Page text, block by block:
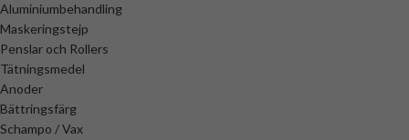
Aluminiumbehandling
Maskeringstejp
Penslar och Rollers
Tätningsmedel
Anoder
Bättringsfärg
Schampo / Vax